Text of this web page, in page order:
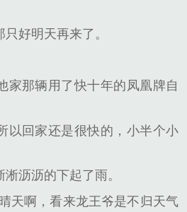
好明天再来了。
家那辆用了快十年的凤凰牌自
以回家还是很快的，小半个小
沥沥的下起了雨。
天啊，看来龙王爷是不归天气